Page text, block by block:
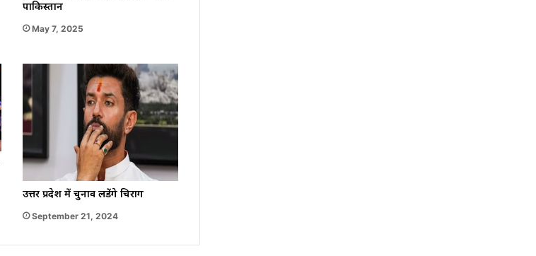
पाकिस्तान
May 7, 2025
उत्तर प्रदेश में चुनाव लडेंगे चिराग
September 21, 2024